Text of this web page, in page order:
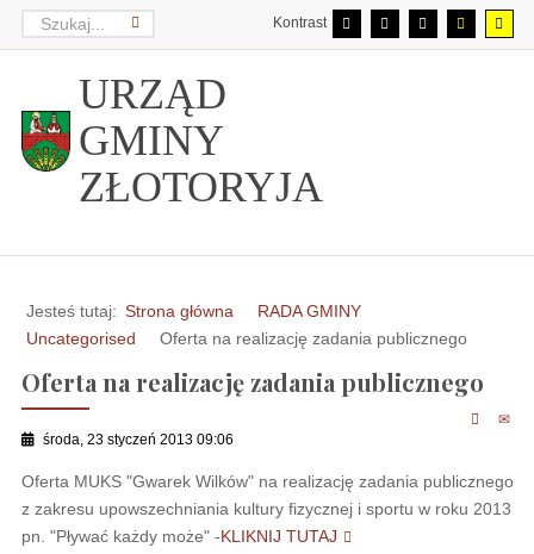
Kontrast
URZĄD
GMINY
ZŁOTORYJA
Jesteś tutaj: Strona główna
RADA GMINY
Uncategorised
Oferta na realizację zadania publicznego
Oferta na realizację zadania publicznego
środa, 23 styczeń 2013 09:06
Oferta MUKS "Gwarek Wilków" na realizację zadania publicznego
z zakresu upowszechniania kultury fizycznej i sportu w roku 2013
pn. "Pływać każdy może" -KLIKNIJ TUTAJ